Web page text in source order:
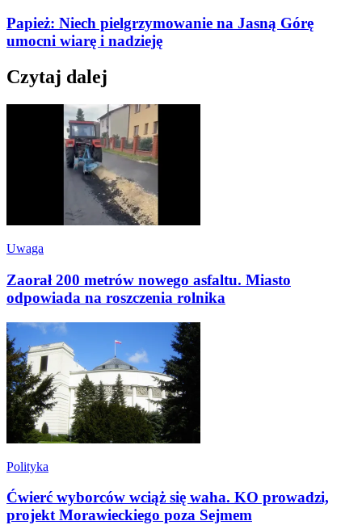
Papież: Niech pielgrzymowanie na Jasną Górę
umocni wiarę i nadzieję
Czytaj dalej
Uwaga
Zaorał 200 metrów nowego asfaltu. Miasto
odpowiada na roszczenia rolnika
Polityka
Ćwierć wyborców wciąż się waha. KO prowadzi,
projekt Morawieckiego poza Sejmem